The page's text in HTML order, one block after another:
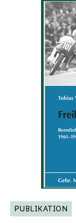
PUBLIKATION